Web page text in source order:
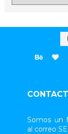
Somos un
al correo